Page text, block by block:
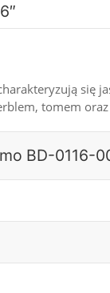
się
tomem
BD-0116-